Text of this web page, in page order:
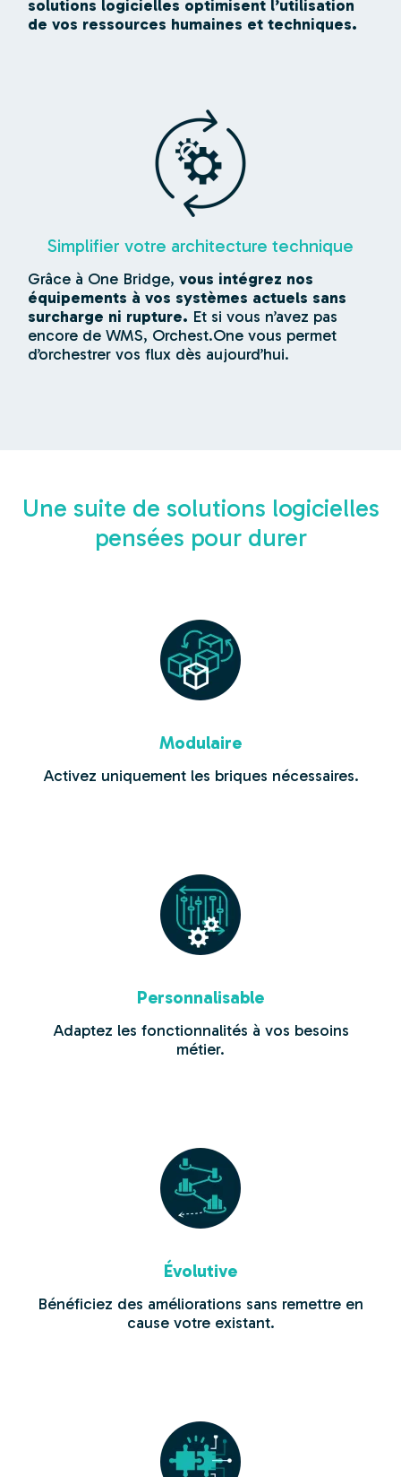
solutions logicielles optimisent l’utilisation
de vos ressources humaines et techniques.
Simplifier votre architecture technique
Grâce à One Bridge, vous intégrez nos
équipements à vos systèmes actuels sans
surcharge ni rupture. Et si vous n’avez pas
encore de WMS, Orchest.One vous permet
d’orchestrer vos flux dès aujourd’hui.
Une suite de solutions logicielles
pensées pour durer
Modulaire
Activez uniquement les briques nécessaires.
Personnalisable
Adaptez les fonctionnalités à vos besoins
métier.
Évolutive
Bénéficiez des améliorations sans remettre en
cause votre existant.